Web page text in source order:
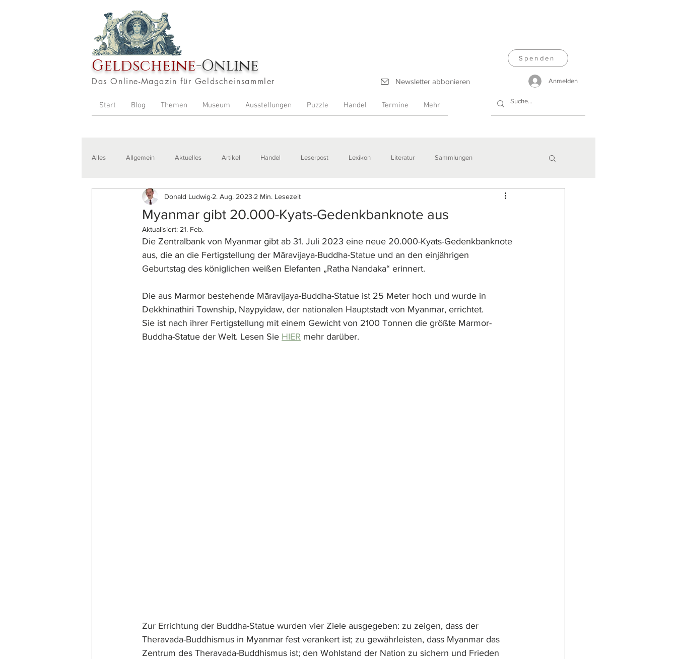
Geldscheine-Online
Das Online-Magazin für Geldscheinsammler Newsletter abbonieren
Start Blog Themen Museum Ausstellungen Puzzle Handel Termine Mehr
Spenden
Anmelden
Alles Allgemein Aktuelles Artikel Handel Leserpost Lexikon Literatur Sammlungen
Veranstaltungen Zitate Ausstellungen
Myanmar gibt 20.000-Kyats-Gedenkbanknote aus
Donald Ludwig 2. Aug. 2023 2 Min. Lesezeit
Aktualisiert: 21. Feb.
Die Zentralbank von Myanmar gibt ab 31. Juli 2023 eine neue 20.000-Kyats-Gedenkbanknote
aus, die an die Fertigstellung der Māravijaya-Buddha-Statue und an den einjährigen
Geburtstag des königlichen weißen Elefanten „Ratha Nandaka“ erinnert.
Die aus Marmor bestehende Māravijaya-Buddha-Statue ist 25 Meter hoch und wurde in
Dekkhinathiri Township, Naypyidaw, der nationalen Hauptstadt von Myanmar, errichtet.
Sie ist nach ihrer Fertigstellung mit einem Gewicht von 2100 Tonnen die größte Marmor-
Buddha-Statue der Welt. Lesen Sie HIER mehr darüber.
Zur Errichtung der Buddha-Statue wurden vier Ziele ausgegeben: zu zeigen, dass der
Theravada-Buddhismus in Myanmar fest verankert ist; zu gewährleisten, dass Myanmar das
Zentrum des Theravada-Buddhismus ist; den Wohlstand der Nation zu sichern und Frieden